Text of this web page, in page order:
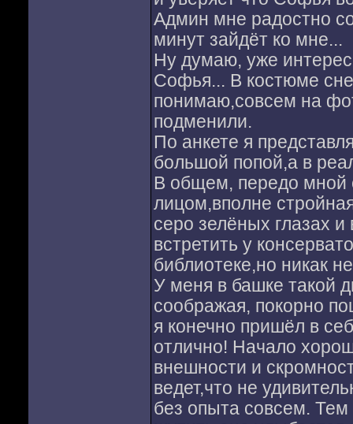
Админ мне радостно
минут зайдёт ко мне...
Ну думаю, уже
Софья... В костюме
понимаю,совсем на
подменили.
По анкете я
большой попой,а в
В общем, передо мной
лицом,вполне
серо зелёных глазах
встретить у
библиотеке,но никак
У меня в башке такой
соображая, покорно
я конечно пришёл в
отлично! Начало
внешности и
ведет,что не
без опыта совсем.